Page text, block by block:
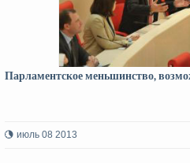
Парламентское меньшинство,
июль 08 2013